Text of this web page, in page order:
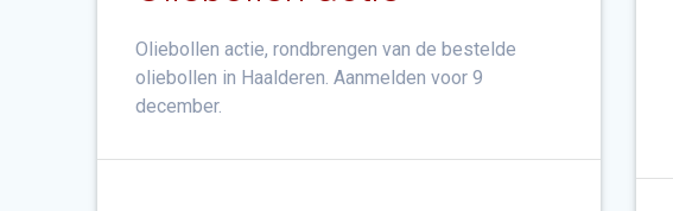
Oliebollen actie, rondbrengen van de bestelde
oliebollen in Haalderen. Aanmelden voor 9
december.